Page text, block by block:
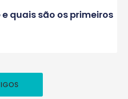
e quais são os primeiros